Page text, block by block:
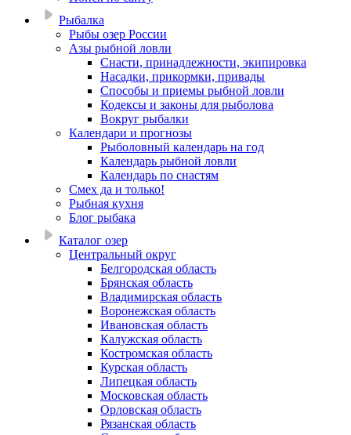
Рыбалка
Рыбы озер России
Азы рыбной ловли
Снасти, принадлежности, экипировка
Насадки, прикормки, привады
Способы и приемы рыбной ловли
Кодексы и законы для рыболова
Вокруг рыбалки
Календари и прогнозы
Рыболовный календарь на год
Календарь рыбной ловли
Календарь по снастям
Смех да и только!
Рыбная кухня
Блог рыбака
Каталог озер
Центральный округ
Белгородская область
Брянская область
Владимирская область
Воронежская область
Ивановская область
Калужская область
Костромская область
Курская область
Липецкая область
Московская область
Орловская область
Рязанская область